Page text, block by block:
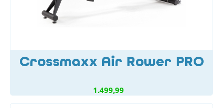
Crossmaxx Air Rower PRO
1.499,99